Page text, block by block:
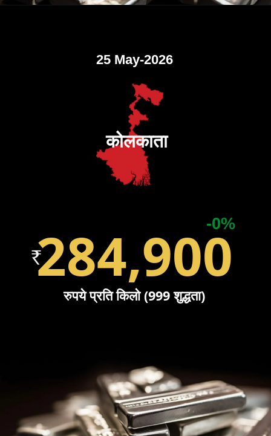
-0%
284,900
25 May-2026
रुपये प्रति किलो (999 शुद्धता)
कोलकाता